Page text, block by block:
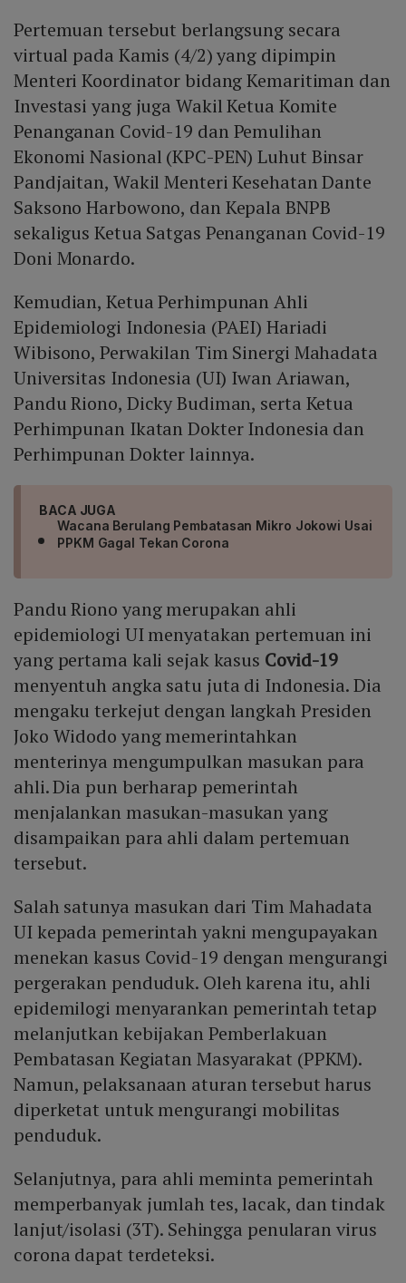
Pertemuan tersebut berlangsung secara
virtual pada Kamis (4/2) yang dipimpin
Menteri Koordinator bidang Kemaritiman dan
Investasi yang juga Wakil Ketua Komite
Penanganan Covid-19 dan Pemulihan
Ekonomi Nasional (KPC-PEN) Luhut Binsar
Pandjaitan, Wakil Menteri Kesehatan Dante
Saksono Harbowono, dan Kepala BNPB
sekaligus Ketua Satgas Penanganan Covid-19
Doni Monardo.
Kemudian, Ketua Perhimpunan Ahli
Epidemiologi Indonesia (PAEI) Hariadi
Wibisono, Perwakilan Tim Sinergi Mahadata
Universitas Indonesia (UI) Iwan Ariawan,
Pandu Riono, Dicky Budiman, serta Ketua
Perhimpunan Ikatan Dokter Indonesia dan
Perhimpunan Dokter lainnya.
BACA JUGA
Wacana Berulang Pembatasan Mikro Jokowi Usai
PPKM Gagal Tekan Corona
Pandu Riono yang merupakan ahli
epidemiologi UI menyatakan pertemuan ini
yang pertama kali sejak kasus Covid-19
menyentuh angka satu juta di Indonesia. Dia
mengaku terkejut dengan langkah Presiden
Joko Widodo yang memerintahkan
menterinya mengumpulkan masukan para
ahli. Dia pun berharap pemerintah
menjalankan masukan-masukan yang
disampaikan para ahli dalam pertemuan
tersebut.
Salah satunya masukan dari Tim Mahadata
UI kepada pemerintah yakni mengupayakan
menekan kasus Covid-19 dengan mengurangi
pergerakan penduduk. Oleh karena itu, ahli
epidemilogi menyarankan pemerintah tetap
melanjutkan kebijakan Pemberlakuan
Pembatasan Kegiatan Masyarakat (PPKM).
Namun, pelaksanaan aturan tersebut harus
diperketat untuk mengurangi mobilitas
penduduk.
Selanjutnya, para ahli meminta pemerintah
memperbanyak jumlah tes, lacak, dan tindak
lanjut/isolasi (3T). Sehingga penularan virus
corona dapat terdeteksi.